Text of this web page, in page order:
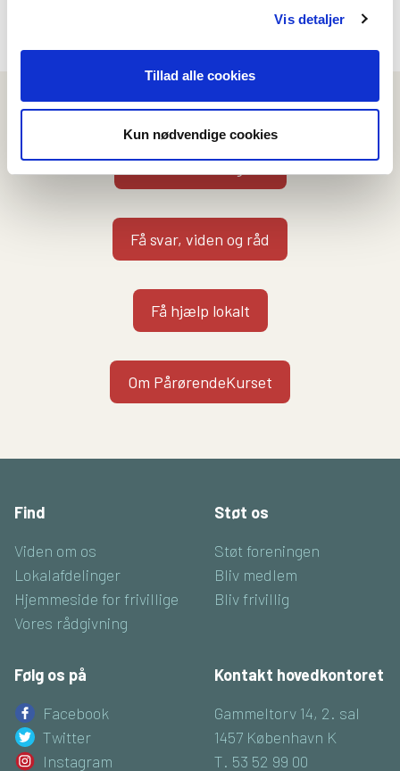
Vis detaljer
Tillad alle cookies
Kun nødvendige cookies
Vi kan hjælpe dig på flere måder
Få svar, viden og råd
Få hjælp lokalt
Om PårørendeKurset
Find
Viden om os
Lokalafdelinger
Hjemmeside for frivillige
Vores rådgivning
Støt os
Støt foreningen
Bliv medlem
Bliv frivillig
Følg os på
Facebook
Twitter
Instagram
Kontakt hovedkontoret
Gammeltorv 14, 2. sal
1457 København K
T. 53 52 99 00